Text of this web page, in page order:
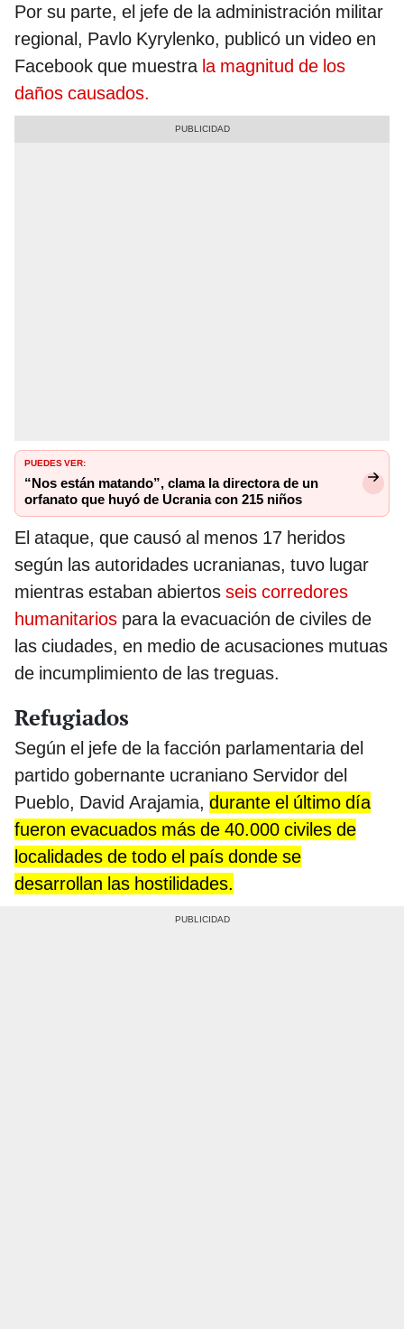
Por su parte, el jefe de la administración militar
regional, Pavlo Kyrylenko, publicó un video en
Facebook que muestra la magnitud de los
daños causados.
PUEDES VER:
“Nos están matando”, clama la directora de un
orfanato que huyó de Ucrania con 215 niños
El ataque, que causó al menos 17 heridos
según las autoridades ucranianas, tuvo lugar
mientras estaban abiertos seis corredores
humanitarios para la evacuación de civiles de
las ciudades, en medio de acusaciones mutuas
de incumplimiento de las treguas.
Refugiados
Según el jefe de la facción parlamentaria del
partido gobernante ucraniano Servidor del
Pueblo, David Arajamia, durante el último día
fueron evacuados más de 40.000 civiles de
localidades de todo el país donde se
desarrollan las hostilidades.